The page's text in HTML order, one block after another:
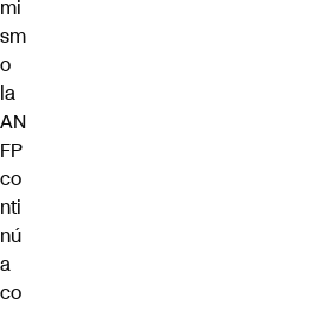
mi
sm
o
la
AN
FP
co
nti
nú
a
co